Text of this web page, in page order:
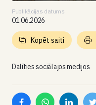
Publikācijas datums
01.06.2026
Dalīties sociālajos medijos
Kopēt saiti